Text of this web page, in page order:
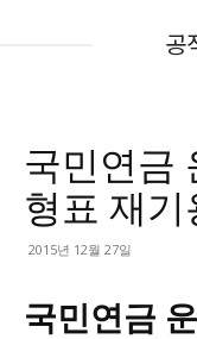
공
국민연금
형표 재기
2015년 12월 27일
국민연금